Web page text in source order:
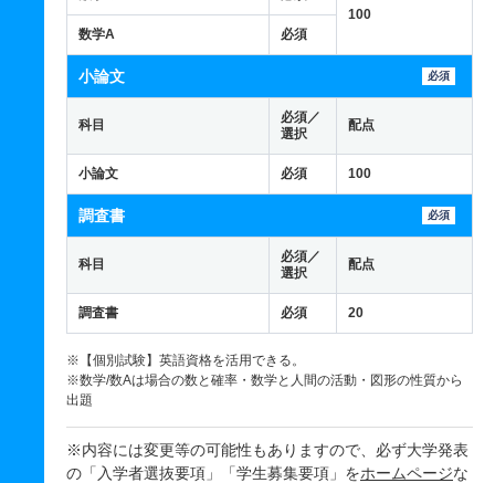
100
数学A
必須
小論文 必須
科目
必須／
選択
配点
小論文 必須 100
調査書 必須
科目
必須／
選択
配点
調査書 必須 20
※【個別試験】英語資格を活用できる。
※数学/数Aは場合の数と確率・数学と人間の活動・図形の性質から
出題
※内容には変更等の可能性もありますので、必ず大学発表
の「入学者選抜要項」「学生募集要項」をホームページな